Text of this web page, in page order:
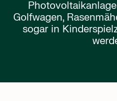
Golfwagen,
sogar in